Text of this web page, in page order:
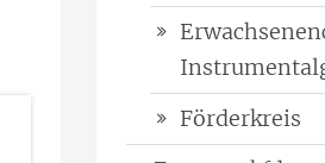
Förderkreis